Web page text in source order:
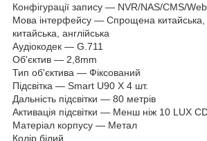
Конфігурації запису — NVR/NAS/CMS/Web
Мова інтерфейсу — Спрощена китайська,
китайська, англійська
Аудіокодек — G.711
Об'єктив — 2,8mm
Тип об'єктива — Фіксований
Підсвітка — Smart U90 X 4 шт.
Дальність підсвітки — 80 метрів
Активація підсвітки — Менш ніж 10 LUX
Матеріал корпусу — Метал
Колір білий